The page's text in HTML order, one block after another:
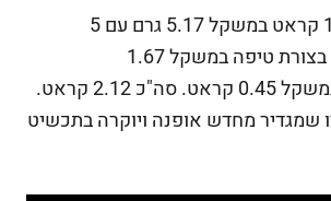
תליון זהב צהוב 14 קראט במשקל 5.17 גרם עם 5
אמרלדים טבעיים בצורת טיפה במשקל 1.67
קראט ויהלומים במשקל 0.45 קראט. סה"כ 2.12 קראט.
שמגדיר מחדש אופנה ויוקרה בתכשיט